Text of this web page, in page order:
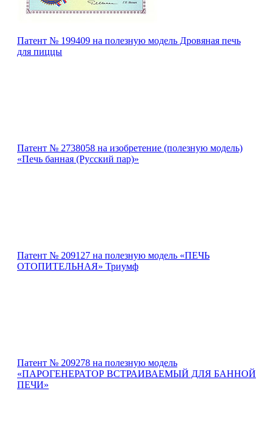
Патент № 199409 на полезную модель Дровяная печь
для пиццы
Патент № 2738058 на изобретение (полезную модель)
«Печь банная (Русский пар)»
Патент № 209127 на полезную модель «ПЕЧЬ
ОТОПИТЕЛЬНАЯ» Триумф
Патент № 209278 на полезную модель
«ПАРОГЕНЕРАТОР ВСТРАИВАЕМЫЙ ДЛЯ БАННОЙ
ПЕЧИ»